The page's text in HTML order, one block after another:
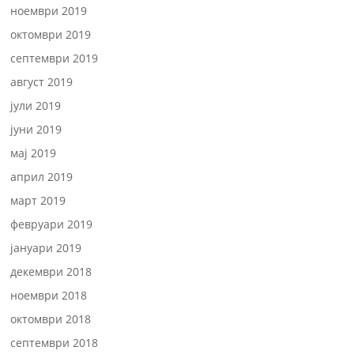
ноември 2019
октомври 2019
септември 2019
август 2019
јули 2019
јуни 2019
мај 2019
април 2019
март 2019
февруари 2019
јануари 2019
декември 2018
ноември 2018
октомври 2018
септември 2018